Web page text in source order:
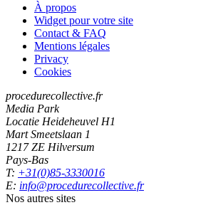
À propos
Widget pour votre site
Contact & FAQ
Mentions légales
Privacy
Cookies
procedurecollective.fr
Media Park
Locatie Heideheuvel H1
Mart Smeetslaan 1
1217 ZE Hilversum
Pays-Bas
T: +31(0)85-3330016
E: info@procedurecollective.fr
Nos autres sites